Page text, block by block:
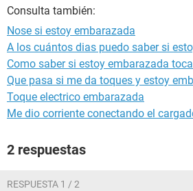
Consulta también:
Nose si estoy embarazada
A los cuántos dias puedo saber si
Como saber si estoy embarazada
Que pasa si me da toques y estoy
Toque electrico embarazada
Me dio corriente conectando el
2 respuestas
RESPUESTA 1 / 2